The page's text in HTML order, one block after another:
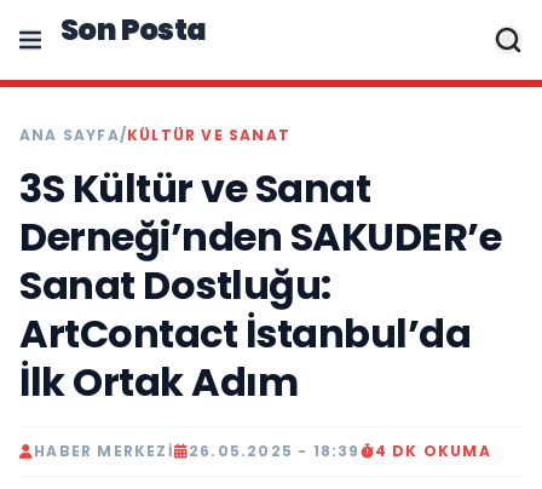
Son Posta
ANA SAYFA/KÜLTÜR VE SANAT
3S Kültür ve Sanat
Derneği’nden SAKUDER’e
Sanat Dostluğu:
ArtContact İstanbul’da
İlk Ortak Adım
HABER MERKEZI 26.05.2025 - 18:39 4 DK OKUMA